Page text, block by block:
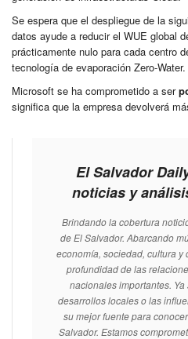
Se espera que el despliegue de la
datos ayude a reducir el WUE global
prácticamente nulo para cada centro
tecnología de evaporación Zero-Water.
Microsoft se ha comprometido a ser
significa que la empresa devolverá
El Salvador
noticias y
Brindando la cobertura
de El Salvador. Abarcando
economía, sociedad, cultura
profundidad de las
nacionales importantes.
desarrollos locales o las
su mejor fuente para
Salvador. Estamos